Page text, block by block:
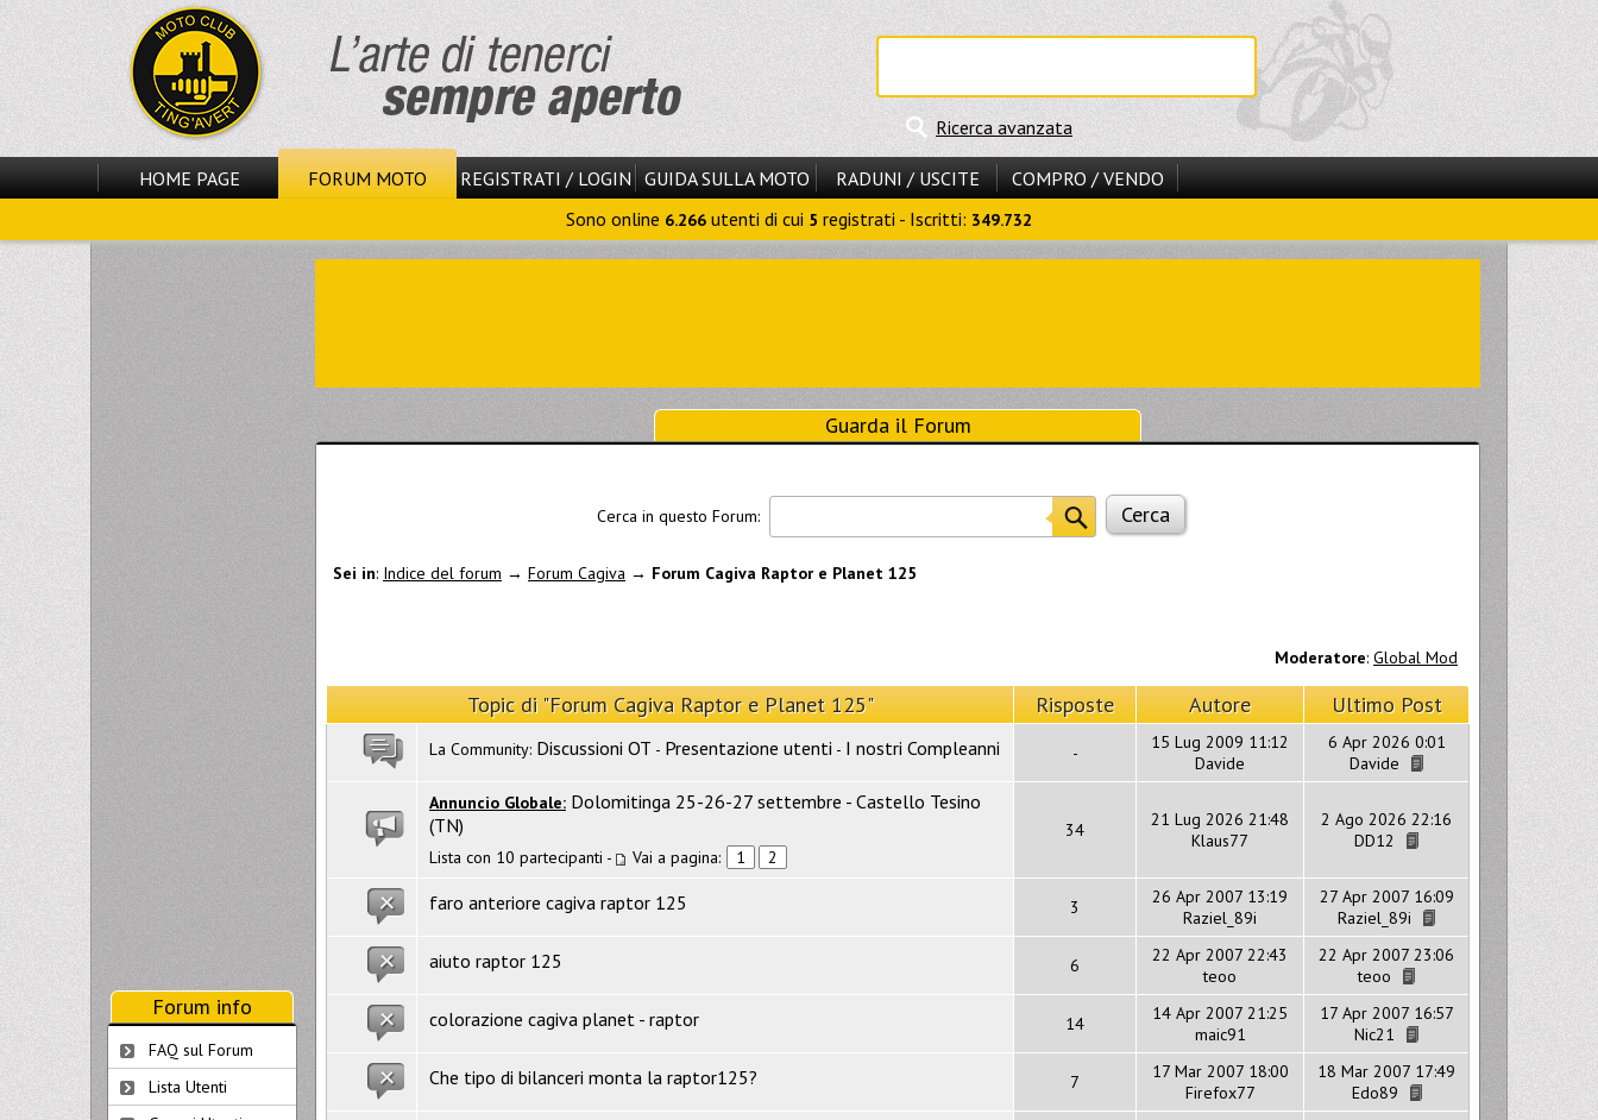
Ricerca avanzata
HOME PAGE FORUM MOTO REGISTRATI / LOGIN GUIDA SULLA MOTO RADUNI / USCITE
COMPRO / VENDO
Sono online 6.266 utenti di cui 5 registrati - Iscritti: 349.732
Guarda il Forum
Cerca in questo Forum:
Sei in: Indice del forum → Forum Cagiva → Forum Cagiva Raptor e Planet 125
Moderatore: Global Mod
Topic di "Forum Cagiva Raptor e Planet 125" Risposte Autore Ultimo Post
La Community: Discussioni OT - Presentazione utenti - I nostri Compleanni -
15 Lug 2009 11:12
Davide
6 Apr 2026 0:01
Davide
Annuncio Globale: Dolomitinga 25-26-27 settembre - Castello Tesino
(TN)
Lista con 10 partecipanti - Vai a pagina: 1 2
34
21 Lug 2026 21:48
Klaus77
2 Ago 2026 22:16
DD12
faro anteriore cagiva raptor 125 3
26 Apr 2007 13:19
Raziel_89i
27 Apr 2007 16:09
Raziel_89i
aiuto raptor 125 6
22 Apr 2007 22:43
teoo
22 Apr 2007 23:06
teoo
colorazione cagiva planet - raptor 14
14 Apr 2007 21:25
maic91
17 Apr 2007 16:57
Nic21
Che tipo di bilanceri monta la raptor125? 7
17 Mar 2007 18:00
Firefox77
18 Mar 2007 17:49
Edo89
Forum info
FAQ sul Forum
Lista Utenti